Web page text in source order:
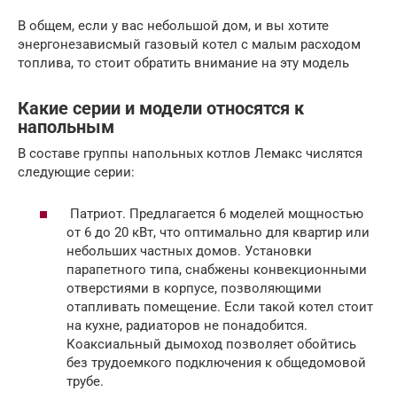
В общем, если у вас небольшой дом, и вы хотите
энергонезависмый газовый котел с малым расходом
топлива, то стоит обратить внимание на эту модель
Какие серии и модели относятся к
напольным
В составе группы напольных котлов Лемакс числятся
следующие серии:
Патриот. Предлагается 6 моделей мощностью
от 6 до 20 кВт, что оптимально для квартир или
небольших частных домов. Установки
парапетного типа, снабжены конвекционными
отверстиями в корпусе, позволяющими
отапливать помещение. Если такой котел стоит
на кухне, радиаторов не понадобится.
Коаксиальный дымоход позволяет обойтись
без трудоемкого подключения к общедомовой
трубе.